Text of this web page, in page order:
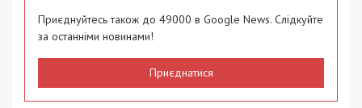
Приєднуйтесь також до 49000 в Google News. Слідкуйте
за останніми новинами!
Приєднатися